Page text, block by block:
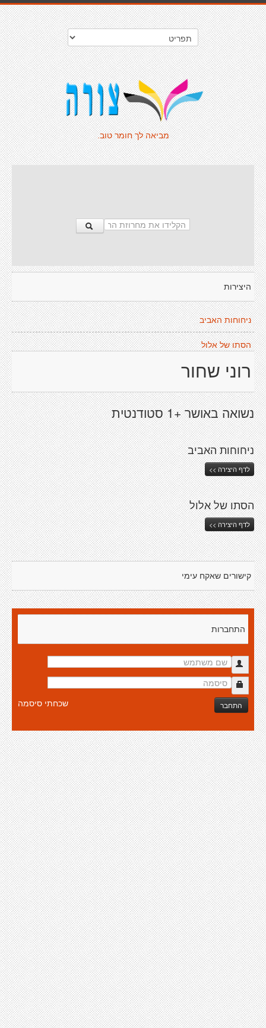
מביאה לך חומר טוב.
היצירות
ניחוחות האביב
הסתו של אלול
רוני שחור
נשואה באושר +1 סטודנטית
ניחוחות האביב
לדף היצירה >>
הסתו של אלול
לדף היצירה >>
קישורים שאקח עימי
התחברות
התחבר שכחתי סיסמה